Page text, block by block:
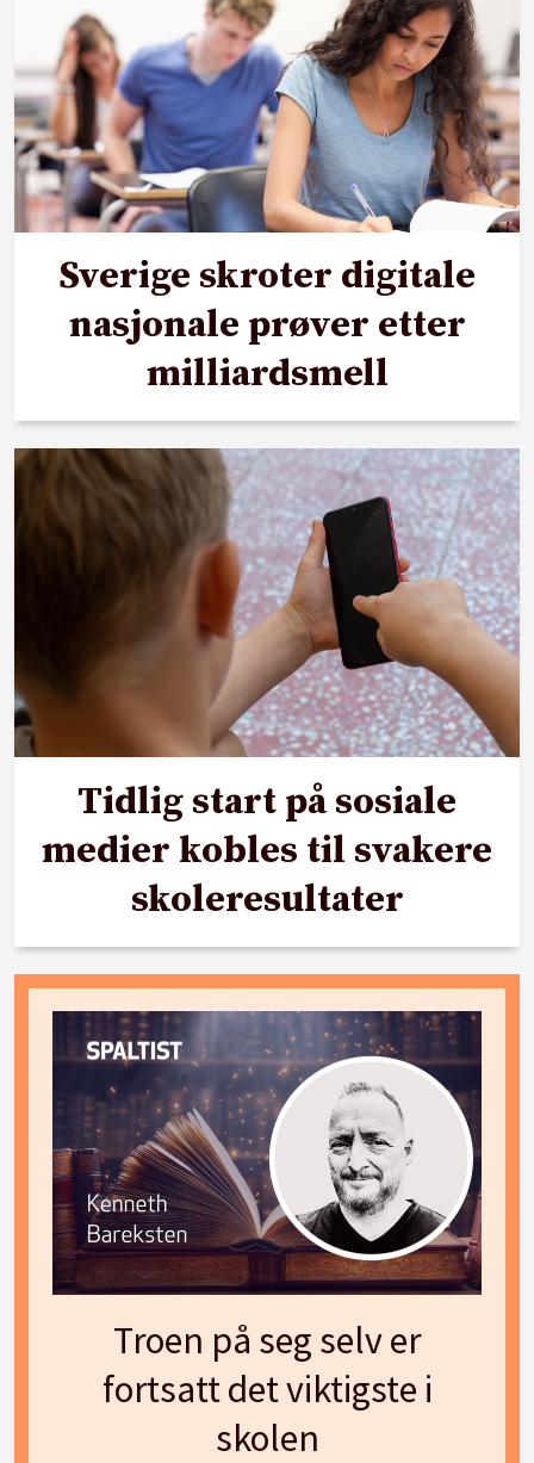
Sverige skroter digitale
nasjonale prøver etter
milliardsmell
Tidlig start på sosiale
medier kobles til svakere
skoleresultater
Troen på seg selv er
fortsatt det viktigste i
skolen